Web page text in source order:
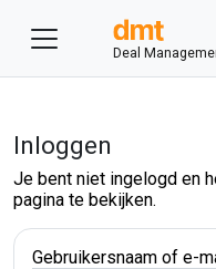
Deal
Inloggen
Je bent niet ingelogd en
pagina te bekijken.
Gebruikersnaam of e-